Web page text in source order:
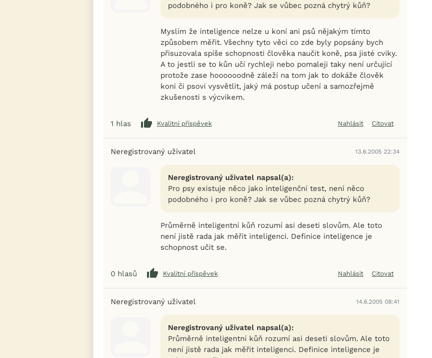
podobného i pro koně? Jak se vůbec pozná chytrý kůň?
Myslím že inteligence nelze u koní ani psů nějakým tímto
způsobem měřit. Všechny tyto věci co zde byly popsány bych
přisuzovala spíše schopnosti člověka naučit koně, psa jisté cviky.
A to jestli se to kůn učí rychleji nebo pomaleji taky není určující
protože zase hoooooodně záleží na tom jak to dokáže člověk
koni či psovi vysvětlit, jaký má postup učení a samozřejmě
zkušenosti s výcvikem.
1 hlas Kvalitní příspěvek Nahlásit Citovat
Neregistrovaný uživatel 13.6.2005 22:34
Neregistrovaný uživatel napsal(a):
Pro psy existuje něco jako inteligenční test, není něco
podobného i pro koně? Jak se vůbec pozná chytrý kůň?
Průměrně inteligentní kůň rozumí asi deseti slovům. Ale toto
není jistě rada jak měřit inteligenci. Definice inteligence je
schopnost učit se.
0 hlasů Kvalitní příspěvek Nahlásit Citovat
Neregistrovaný uživatel 14.6.2005 08:41
Neregistrovaný uživatel napsal(a):
Průměrně inteligentní kůň rozumí asi deseti slovům. Ale toto
není jistě rada jak měřit inteligenci. Definice inteligence je